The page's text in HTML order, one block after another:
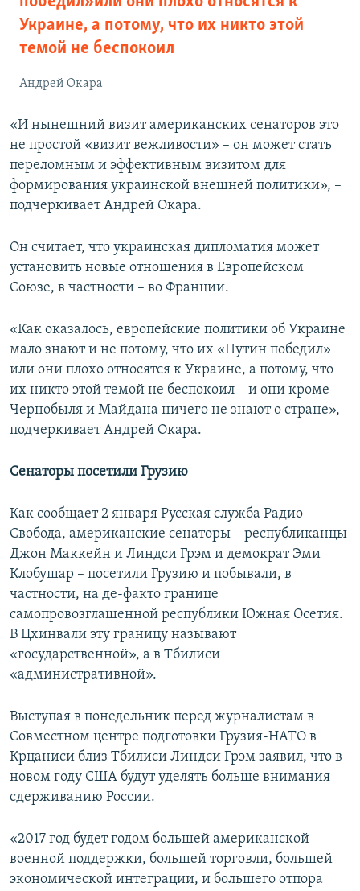
Украине, а потому, что их никто этой
темой не беспокоил
Андрей Окара
«И нынешний визит американских сенаторов это
не простой «визит вежливости» – он может стать
переломным и эффективным визитом для
формирования украинской внешней политики», –
подчеркивает Андрей Окара.
Он считает, что украинская дипломатия может
установить новые отношения в Европейском
Союзе, в частности – во Франции.
«Как оказалось, европейские политики об Украине
мало знают и не потому, что их «Путин победил»
или они плохо относятся к Украине, а потому, что
их никто этой темой не беспокоил – и они кроме
Чернобыля и Майдана ничего не знают о стране», –
подчеркивает Андрей Окара.
Сенаторы посетили Грузию
Как сообщает 2 января Русская служба Радио
Свобода, американские сенаторы – республиканцы
Джон Маккейн и Линдси Грэм и демократ Эми
Клобушар – посетили Грузию и побывали, в
частности, на де-факто границе
самопровозглашенной республики Южная Осетия.
В Цхинвали эту границу называют
«государственной», а в Тбилиси
«административной».
Выступая в понедельник перед журналистам в
Совместном центре подготовки Грузия-НАТО в
Крцаниси близ Тбилиси Линдси Грэм заявил, что в
новом году США будут уделять больше внимания
сдерживанию России.
«2017 год будет годом большей американской
военной поддержки, большей торговли, большей
экономической интеграции, и большего отпора